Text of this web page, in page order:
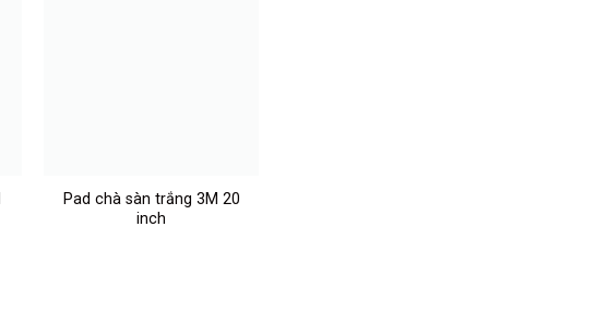
Pad chà sàn trắng 3M 20
inch